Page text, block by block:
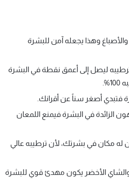
وهذا يجعله آمن للبشرة
ليصل إلى أعمق نقطة في البشرة
فتبدي أصغر سناً عن أقرانك.
الزائدة في البشرة فيمنع اللمعان
له مكان في بشرتك، لأن ترطيبه عالي
والشاي الأخضر يكون مهدئ قوي للبشرة